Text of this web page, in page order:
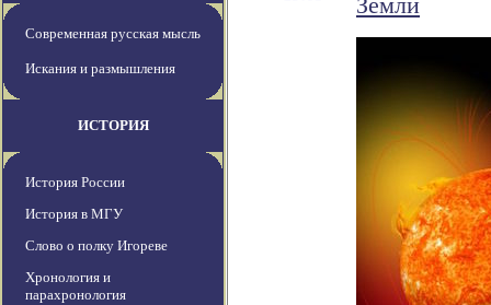
Современная русская мысль
Искания и размышления
ИСТОРИЯ
История России
История в МГУ
Слово о полку Игореве
Хронология и
парахронология
Земли